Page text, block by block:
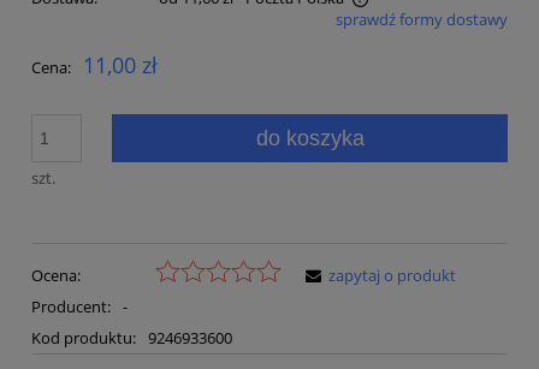
Cena nie zawiera ewentualnych kosztów płatnościsprawdź formy dostawy
Cena: 11,00 zł
szt.
do koszyka
Ocena:
Producent: -
Kod produktu: 9246933600
zapytaj o produkt